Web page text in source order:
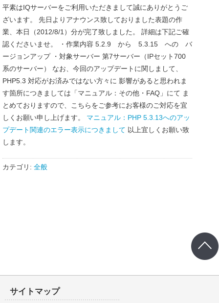
平素はIQサーバーをご利用いただきまして誠にありがとうご
ざいます。 先日よりアナウンス致しておりました表題の作
業、本日（2012/8/1）分が完了致しました。 詳細は下記ご確
認くださいませ。 ・作業内容 5.2.9 から 5.3.15 への バ
ージョンアップ ・対象サーバー 第7サーバー（IPセット700
系のサーバー） なお、今回のアップデートに関しまして、
PHP5.3 対応がお済みではない方々に 影響があると思われま
す箇所につきましては「マニュアル：その他・FAQ」にて ま
とめておりますので、こちらをご参考にお客様のご対応を宜
しくお願い申し上げます。 マニュアル：PHP 5.3.13へのアッ
プデート関連のエラー表示につきまして 以上宜しくお願い致
します。
カテゴリ: 全般
サイトマップ